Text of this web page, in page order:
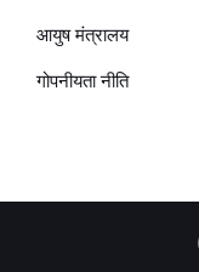
आयुष मंत्रालय
गोपनीयता नीति